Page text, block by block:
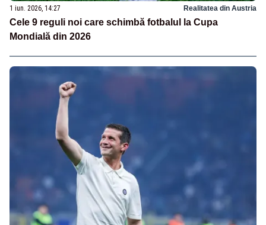
1 iun. 2026, 14:27 Realitatea din Austria
Cele 9 reguli noi care schimbă fotbalul la Cupa
Mondială din 2026